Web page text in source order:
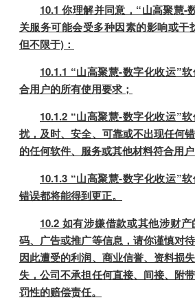
10.1 你理解并同意，“山高聚慧-
关服务可能会受多种因素的影响或干
但不限于)：
10.1.1 “山高聚慧-数字化收运”
合用户的所有使用要求；
10.1.2 “山高聚慧-数字化收运”
扰，及时、安全、可靠或不出现任何
的任何软件、服务或其他材料符合用户
10.1.3 “山高聚慧-数字化收运”
错误都将能得到更正。
10.2 如有涉嫌借款或其他涉财
码、广告或推广等信息，请你谨慎对
因此遭受的利润、商业信誉、资料损
失，公司不承担任何直接、间接、附
罚性的赔偿责任。